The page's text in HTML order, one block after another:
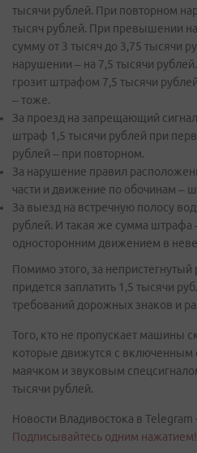
тысячи рублей. При повторном
тысяч рублей. При превышении
сумму от 3 тысяч до 3,75 тысячи
нарушении – на 7,5 тысячи
грозит штрафом 7,5 тысячи
– тоже.
За проезд на запрещающий
штраф 1,5 тысячи рублей при
рублей – при повторном.
За нарушение правил
части и движение по обочинам –
За выезд на встречную полосу
рублей. И такая же сумма штрафа
односторонним движением в
Помимо этого, за непристегнутый
придется заплатить 1,5 тысячи
требований дорожных знаков и
Того, кто не пропускает машины
которые движутся с
маячком и звуковым
тысячи рублей.
Новости Владивостока в Telegram
Подписывайтесь одним нажатием!